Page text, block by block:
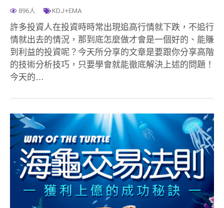
896人 KDJ+EMA
許多投資人在投資時時常出現追高行情就下跌，不追行
情就出去的情況，那到底怎麼做才會是一個好的、能賺
到利益的投資呢？今天所分享的文章是要跟你分享高階
的技術分析技巧，只要學會就能徹底解決上述的問題！
今天的…